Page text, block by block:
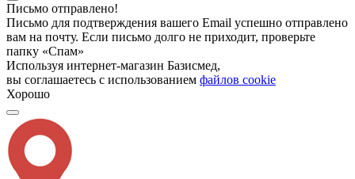
Письмо отправлено!
Письмо для подтверждения вашего Email успешно отправлено
вам на почту. Если письмо долго не приходит, проверьте
папку «Спам»
Используя интернет-магазин Базисмед,
вы соглашаетесь с использованием файлов cookie
Хорошо